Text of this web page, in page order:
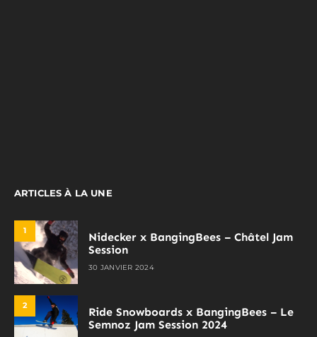
ARTICLES À LA UNE
1
Nidecker x BangingBees – Châtel Jam
Session
30 JANVIER 2024
2
Ride Snowboards x BangingBees – Le
Semnoz Jam Session 2024